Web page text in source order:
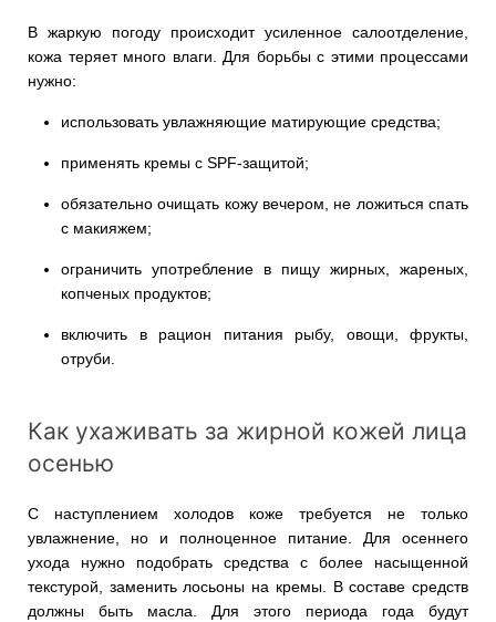
В жаркую погоду происходит усиленное салоотделение,
кожа теряет много влаги. Для борьбы с этими процессами
нужно:
использовать увлажняющие матирующие средства;
применять кремы с SPF-защитой;
обязательно очищать кожу вечером, не ложиться спать
с макияжем;
ограничить употребление в пищу жирных, жареных,
копченых продуктов;
включить в рацион питания рыбу, овощи, фрукты,
отруби.
Как ухаживать за жирной кожей лица
осенью
С наступлением холодов коже требуется не только
увлажнение, но и полноценное питание. Для осеннего
ухода нужно подобрать средства с более насыщенной
текстурой, заменить лосьоны на кремы. В составе средств
должны быть масла. Для этого периода года будут